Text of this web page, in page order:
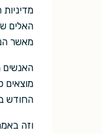
האלים
מאשר
האנשים
מוצאים
החודש
וזה